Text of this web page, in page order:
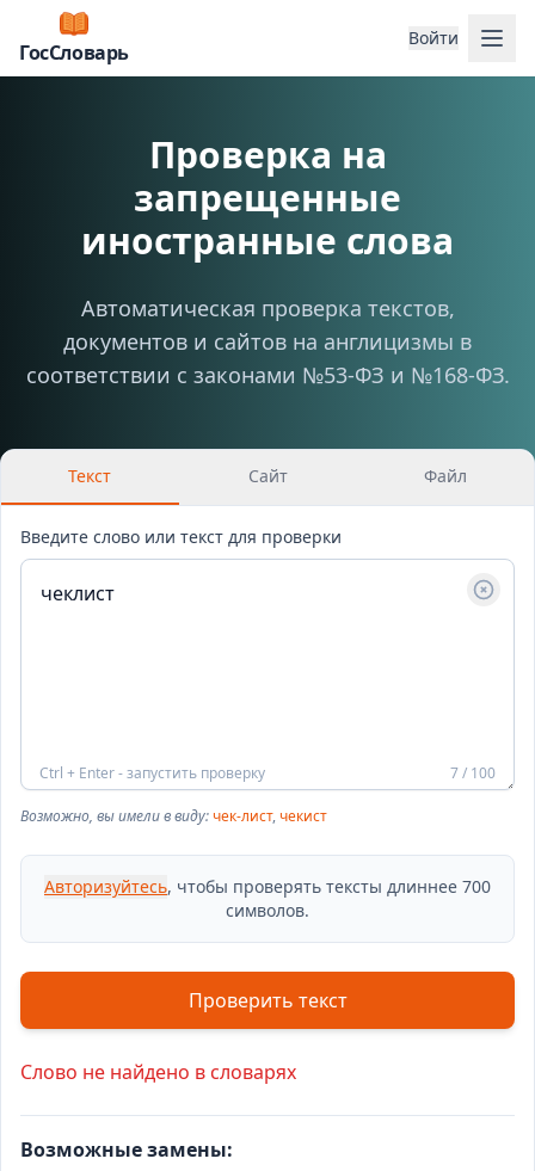
ГосСловарь
Войти
Проверка на
запрещенные
иностранные слова
Автоматическая проверка текстов,
документов и сайтов на англицизмы в
соответствии с законами №53-ФЗ и №168-ФЗ.
Текст Сайт Файл
Введите слово или текст для проверки
Ctrl + Enter - запустить проверку 7 / 100
Возможно, вы имели в виду:чек-лист,чекист
Авторизуйтесь, чтобы проверять тексты длиннее 700
символов.
Проверить текст
Слово не найдено в словарях
Возможные замены: